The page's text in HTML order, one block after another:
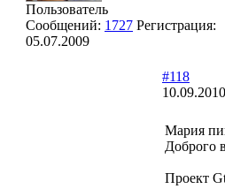
Пользователь
Сообщений: 1727 Регистрация:
05.07.2009
#118
Мария
Доброго
Проект